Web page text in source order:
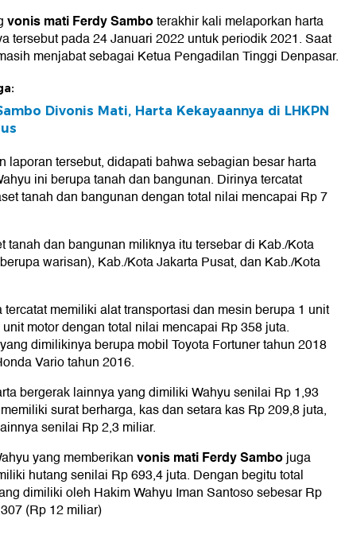
vonis mati Ferdy Samboterakhir kali melaporkan harta
tersebut pada 24 Januari 2022 untuk periodik 2021. Saat
menjabat sebagai Ketua Pengadilan Tinggi Denpasar.
Divonis Mati, Harta Kekayaannya di LHKPN
laporan tersebut, didapati bahwa sebagian besar harta
ini berupa tanah dan bangunan. Dirinya tercatat
tanah dan bangunan dengan total nilai mencapai Rp 7
tanah dan bangunan miliknya itu tersebar di Kab./Kota
warisan), Kab./Kota Jakarta Pusat, dan Kab./Kota
memiliki alat transportasi dan mesin berupa 1 unit
motor dengan total nilai mencapai Rp 358 juta.
dimilikinya berupa mobil Toyota Fortuner tahun 2018
Vario tahun 2016.
bergerak lainnya yang dimiliki Wahyu senilai Rp 1,93
surat berharga, kas dan setara kas Rp 209,8 juta,
senilai Rp 2,3 miliar.
yang memberikanvonis mati Ferdy Sambojuga
hutang senilai Rp 693,4 juta. Dengan begitu total
dimiliki oleh Hakim Wahyu Iman Santoso sebesar Rp
(Rp 12 miliar)